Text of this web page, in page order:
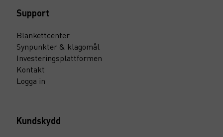
Support
Blankettcenter
Synpunkter & klagomål
Investeringsplattformen
Kontakt
Logga in
Kundskydd